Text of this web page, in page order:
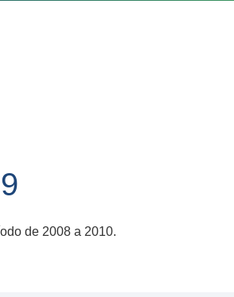
de 2008 a 2010.